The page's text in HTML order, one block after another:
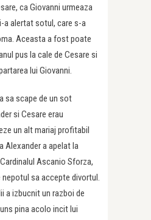
ca Giovanni urmeaza
a alertat sotul, care s-a
Aceasta a fost poate
pus la cale de Cesare si
lui Giovanni.
sa scape de un sot
si Cesare erau
un alt mariaj profitabil
Alexander a apelat la
Ascanio Sforza,
sa accepte divortul.
a izbucnit un razboi de
pina acolo incit lui